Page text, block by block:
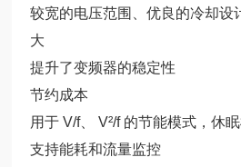
较宽的电压范围、优良的冷却设
大
提升了变频器的稳定性
节约成本
用于 V/f、 V²/f 的节能模式，休眠
支持能耗和流量监控